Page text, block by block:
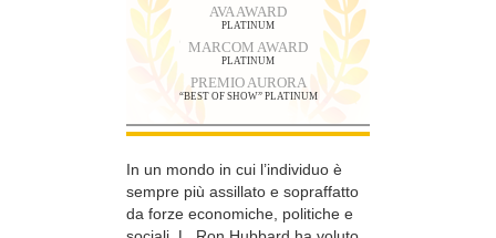
AVA AWARD
PLATINUM
MARCOM AWARD
PLATINUM
PREMIO AURORA
“BEST OF SHOW” PLATINUM
In un mondo in cui l’individuo è
sempre più assillato e sopraffatto
da forze economiche, politiche e